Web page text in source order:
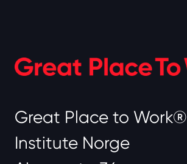
Great Place to Work®
Institute Norge